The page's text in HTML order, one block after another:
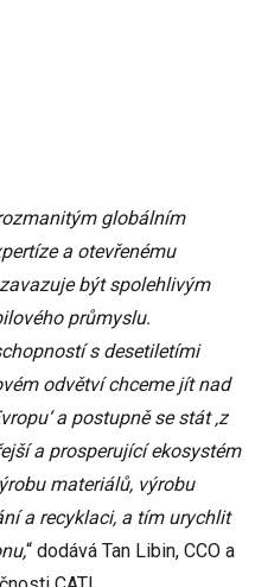
globálním
a otevřenému
být spolehlivým
průmyslu.
s desetiletími
odvětví chceme jít nad
a postupně se stát ‚z
a prosperující ekosystém
materiálů, výrobu
a recyklaci, a tím urychlit
“ dodává Tan Libin, CCO a